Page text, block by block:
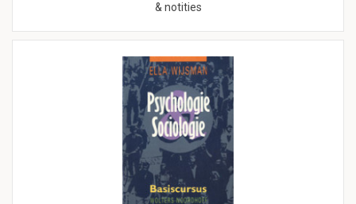
& notities